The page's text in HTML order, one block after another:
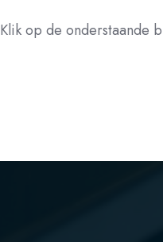
Klik op de onderstaande